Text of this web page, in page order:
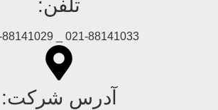
تلفن:
021-88141033 _ 021-88141029
آدرس شرکت: